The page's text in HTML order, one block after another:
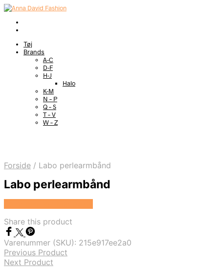
Tøj
Brands
A-C
D-F
H-J
Halo
K-M
N – P
Q – S
T – V
W – Z
Forside / Labo perlearmbånd
Labo perlearmbånd
Share this product
Varenummer (SKU): 215e917ee2a0
Previous Product
Next Product